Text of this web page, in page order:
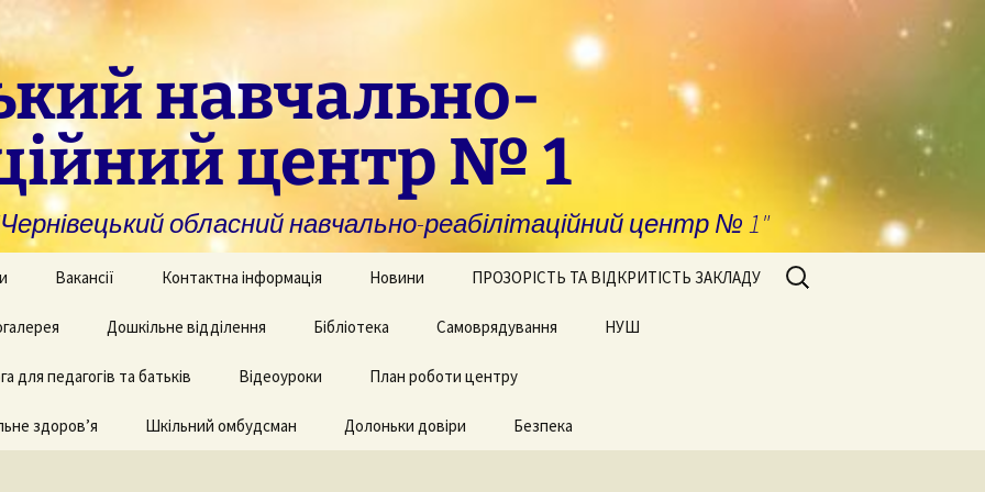
навчально-
центр № 1
обласний навчально-реабілітаційний центр № 1"
закладам із
та
навчання
послуги для
Вакансії Контактна інформація Новини ПРОЗОРІСТЬ ТА ВІДКРИТІСТЬ ЗАКЛАДУ
Запобігання та
виявлення корупції
Фінансова звітність
творчих робіт
приміщень
Дошкільне відділення
Рекомендації для
Бібліотека Самоврядування НУШ
для педагогів та батьків Відеоуроки План роботи центру
здоров’я Шкільний омбудсман Долоньки довіри Безпека
Пошук: